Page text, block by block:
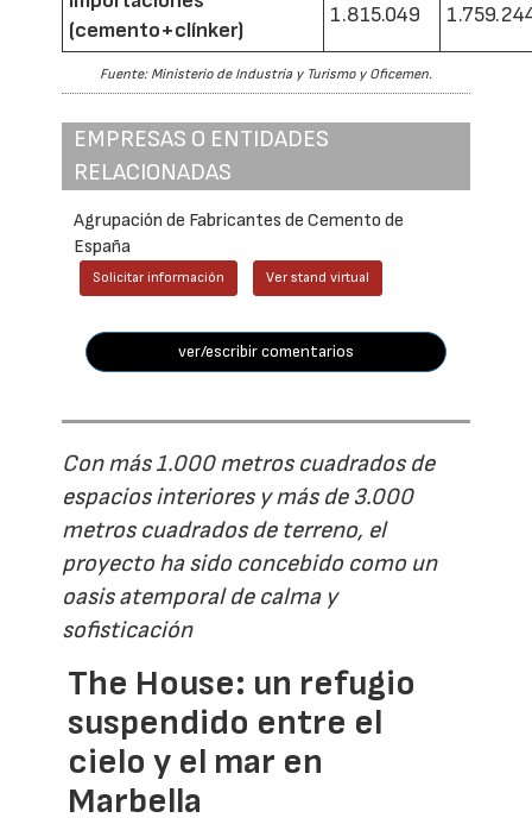
(cemento+clínker)
1.815.049
Fuente: Ministerio de Industria y Turismo y Oficemen.
EMPRESAS O ENTIDADES
RELACIONADAS
Agrupación de Fabricantes de Cemento de
España
Solicitar información Ver stand virtual
ver/escribir comentarios
Con más 1.000 metros cuadrados de
espacios interiores y más de 3.000
metros cuadrados de terreno, el
proyecto ha sido concebido como un
oasis atemporal de calma y
sofisticación
The House: un refugio
suspendido entre el
cielo y el mar en
Marbella